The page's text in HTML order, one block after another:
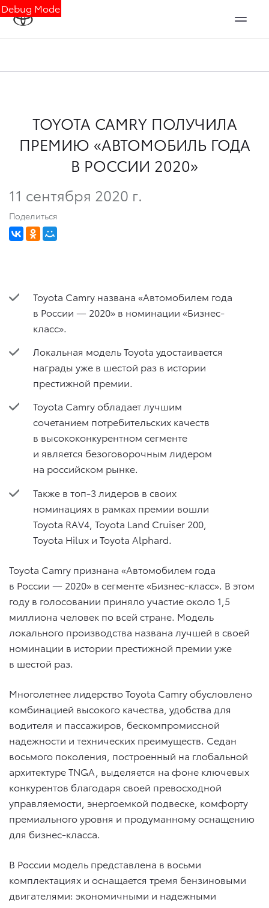
Debug Mode
TOYOTA CAMRY ПОЛУЧИЛА
ПРЕМИЮ «АВТОМОБИЛЬ ГОДА
В РОССИИ 2020»
11 сентября 2020 г.
Поделиться
Toyota Camry названа «Автомобилем года
в России — 2020» в номинации «Бизнес-
класс».
Локальная модель Toyota удостаивается
награды уже в шестой раз в истории
престижной премии.
Toyota Camry обладает лучшим
сочетанием потребительских качеств
в высококонкурентном сегменте
и является безоговорочным лидером
на российском рынке.
Также в топ-3 лидеров в своих
номинациях в рамках премии вошли
Toyota RAV4, Toyota Land Cruiser 200,
Toyota Hilux и Toyota Alphard.
Toyota Camry признана «Автомобилем года
в России — 2020» в сегменте «Бизнес-класс». В этом
году в голосовании приняло участие около 1,5
миллиона человек по всей стране. Модель
локального производства названа лучшей в своей
номинации в истории престижной премии уже
в шестой раз.
Многолетнее лидерство Toyota Camry обусловлено
комбинацией высокого качества, удобства для
водителя и пассажиров, бескомпромиссной
надежности и технических преимуществ. Седан
восьмого поколения, построенный на глобальной
архитектуре TNGA, выделяется на фоне ключевых
конкурентов благодаря своей превосходной
управляемости, энергоемкой подвеске, комфорту
премиального уровня и продуманному оснащению
для бизнес-класса.
В России модель представлена в восьми
комплектациях и оснащается тремя бензиновыми
двигателями: экономичными и надежными